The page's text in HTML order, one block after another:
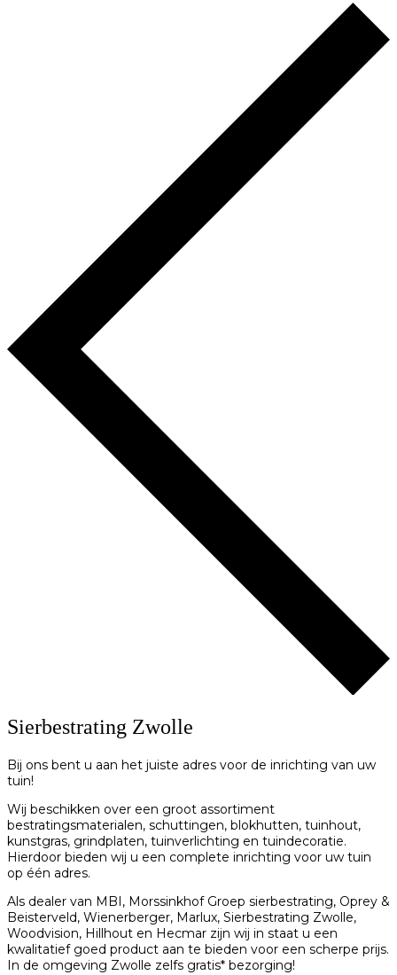
Sierbestrating Zwolle
Bij ons bent u aan het juiste adres voor de inrichting van uw
tuin!
Wij beschikken over een groot assortiment
bestratingsmaterialen, schuttingen, blokhutten, tuinhout,
kunstgras, grindplaten, tuinverlichting en tuindecoratie.
Hierdoor bieden wij u een complete inrichting voor uw tuin
op één adres.
Als dealer van MBI, Morssinkhof Groep sierbestrating, Oprey &
Beisterveld, Wienerberger, Marlux, Sierbestrating Zwolle,
Woodvision, Hillhout en Hecmar zijn wij in staat u een
kwalitatief goed product aan te bieden voor een scherpe prijs.
In de omgeving Zwolle zelfs gratis* bezorging!